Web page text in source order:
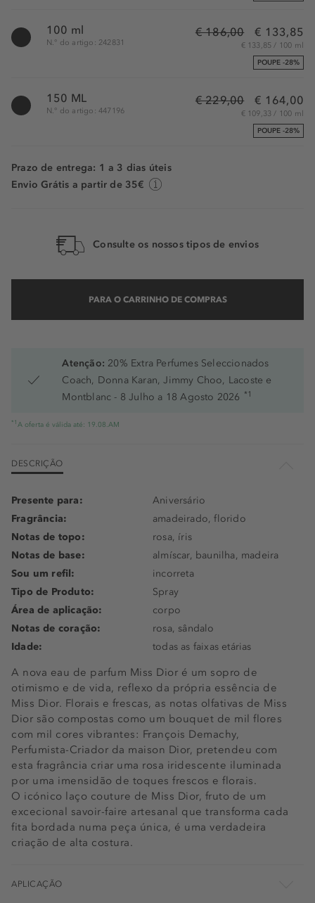
100 ml
N.° do artigo: 242831
€ 186,00 € 133,85
€ 133,85 / 100 ml
POUPE -28%
150 ML
N.° do artigo: 447196
€ 229,00 € 164,00
€ 109,33 / 100 ml
POUPE -28%
Prazo de entrega: 1 a 3 dias úteis
Envio Grátis a partir de 35€
Consulte os nossos tipos de envios
PARA O CARRINHO DE COMPRAS
Atenção: 20% Extra Perfumes Seleccionados
Coach, Donna Karan, Jimmy Choo, Lacoste e
Montblanc - 8 Julho a 18 Agosto 2026 *1
*1 A oferta é válida até: 19.08.AM
DESCRIÇÃO
A nova eau de parfum Miss Dior é um sopro de
otimismo e de vida, reflexo da própria essência de
Miss Dior. Florais e frescas, as notas olfativas de Miss
Dior são compostas como um bouquet de mil flores
com mil cores vibrantes: François Demachy,
Perfumista-Criador da maison Dior, pretendeu com
esta fragrância criar uma rosa iridescente iluminada
por uma imensidão de toques frescos e florais.
O icónico laço couture de Miss Dior, fruto de um
excecional savoir-faire artesanal que transforma cada
fita bordada numa peça única, é uma verdadeira
criação de alta costura.
Presente para:
Aniversário
Fragrância:
amadeirado, florido
Notas de topo:
rosa, íris
Notas de base:
almíscar, baunilha, madeira
Sou um refil:
incorreta
Tipo de Produto:
Spray
Área de aplicação:
corpo
Notas de coração:
rosa, sândalo
Idade:
todas as faixas etárias
APLICAÇÃO